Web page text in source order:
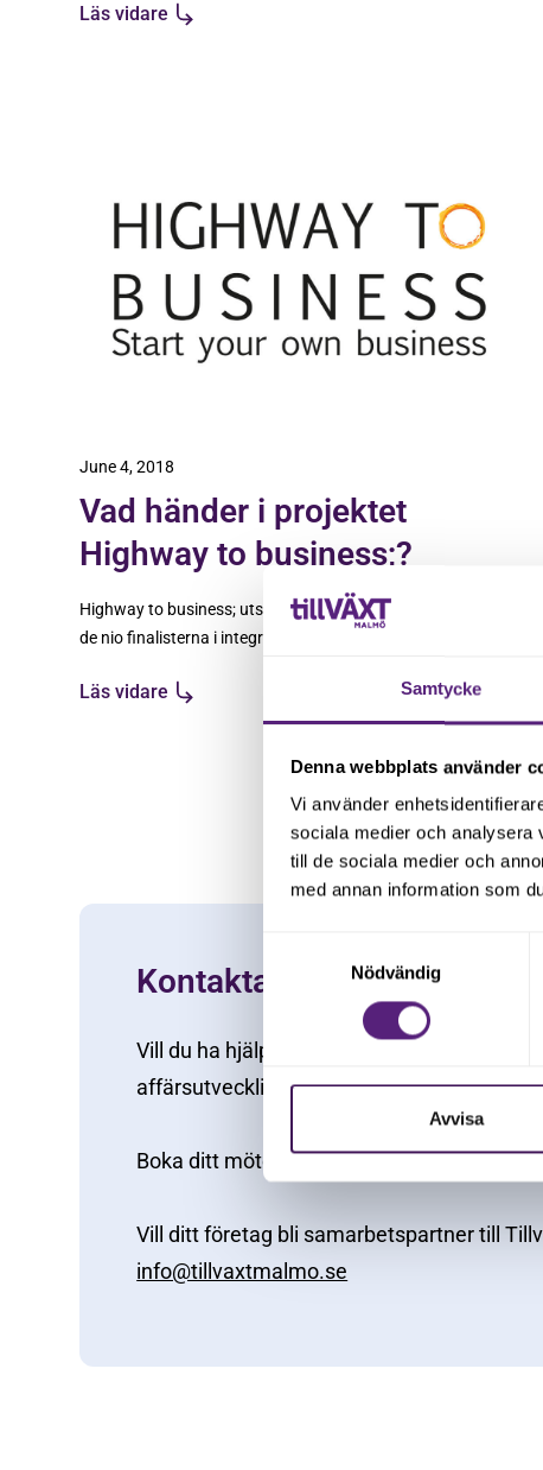
Samtycke
Denna webbplats använder
Vi använder
sociala medier och analysera
till de sociala medier och
med annan information som
Nödvändig
Avvisa
Läs vidare
June 4, 2018
Vad händer i projektet
Highway to business;?
Highway to business; utsågs nyligen till en av
de nio finalisterna i integrationsinitiativet
Läs vidare
Kontakta oss
Vill du ha hjälp med tillväxt? Kontakta oss
affärsutvecklingsstöd för ditt
Boka ditt möte härså återkommer vi
Vill ditt företag bli samarbetspartner till
info@tillvaxtmalmo.se